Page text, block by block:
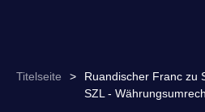
Titelseite >
Ruandischer Franc zu
SZL -